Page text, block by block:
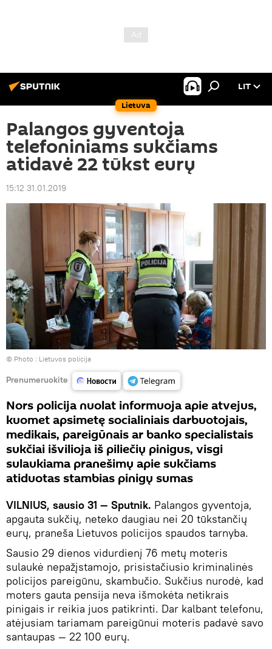
Lietuva
LIT
Palangos gyventoja
telefoniniams sukčiams
atidavė 22 tūkst eurų
15:12 31.01.2019
© Photo : Lietuvos policija
Prenumeruokite
Nors policija nuolat informuoja apie atvejus,
kuomet apsimetę socialiniais darbuotojais,
medikais, pareigūnais ar banko specialistais
sukčiai išvilioja iš piliečių pinigus, visgi
sulaukiama pranešimų apie sukčiams
atiduotas stambias pinigų sumas
VILNIUS, sausio 31 — Sputnik. Palangos gyventoja,
apgauta sukčių, neteko daugiau nei 20 tūkstančių
eurų, praneša Lietuvos policijos spaudos tarnyba.
Sausio 29 dienos vidurdienį 76 metų moteris
sulaukė nepažįstamojo, prisistačiusio kriminalinės
policijos pareigūnu, skambučio. Sukčius nurodė, kad
moters gauta pensija neva išmokėta netikrais
pinigais ir reikia juos patikrinti. Dar kalbant telefonu,
atėjusiam tariamam pareigūnui moteris padavė savo
santaupas — 22 100 eurų.